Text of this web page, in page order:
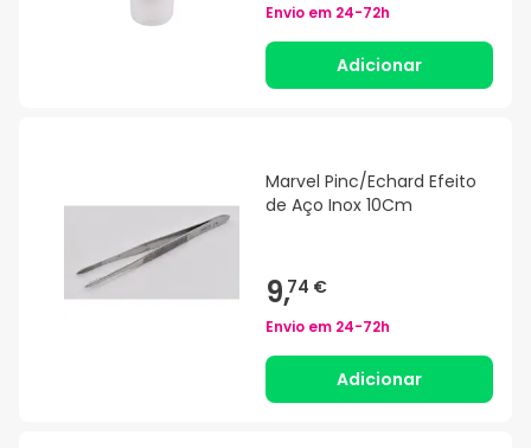
Envio em 24-72h
Adicionar
Marvel Pinc/Echard Efeito
de Aço Inox 10Cm
9,74 €
Envio em 24-72h
Adicionar